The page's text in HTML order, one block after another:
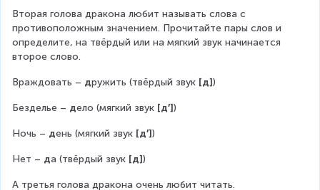
Вторая голова дракона любит называть слова с
противоположным значением. Прочитайте пары слов и
определите, на твёрдый или на мягкий звук начинается
второе слово.
Враждовать – дружить (твёрдый звук [д])
Безделье – дело (мягкий звук [д′])
Ночь – день (мягкий звук [д′])
Нет – да (твёрдый звук [д])
А третья голова дракона очень любит читать.